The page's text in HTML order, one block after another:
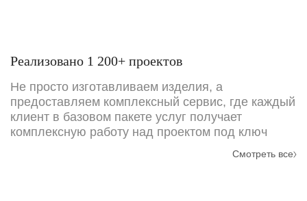
Реализовано 1 200+ проектов
Не просто изготавливаем изделия, а
предоставляем комплексный сервис, где каждый
клиент в базовом пакете услуг получает
комплексную работу над проектом под ключ
Смотреть все